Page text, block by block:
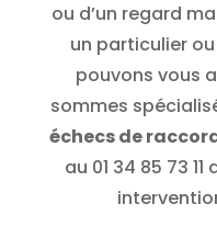
ou d’un regard
un particulier
pouvons vous
sommes
échecs de
au 01 34 85 73 11